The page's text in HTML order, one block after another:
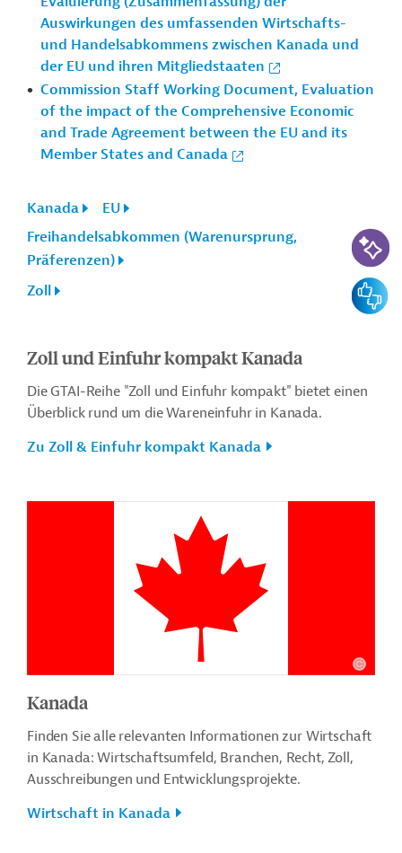
Auswirkungen des umfassenden Wirtschafts-
und Handelsabkommens zwischen Kanada und
der EU und ihren Mitgliedstaaten
Commission Staff Working Document, Evaluation
of the impact of the Comprehensive Economic
and Trade Agreement between the EU and its
Member States and Canada
Kanada
EU
Freihandelsabkommen (Warenursprung,
Präferenzen)
Zoll
Zoll und Einfuhr kompakt Kanada
Die GTAI-Reihe "Zoll und Einfuhr kompakt" bietet einen
Überblick rund um die Wareneinfuhr in Kanada.
Zu Zoll & Einfuhr kompakt Kanada
Kanada
Finden Sie alle relevanten Informationen zur Wirtschaft
in Kanada: Wirtschaftsumfeld, Branchen, Recht, Zoll,
Ausschreibungen und Entwicklungsprojekte.
Wirtschaft in Kanada
KI-